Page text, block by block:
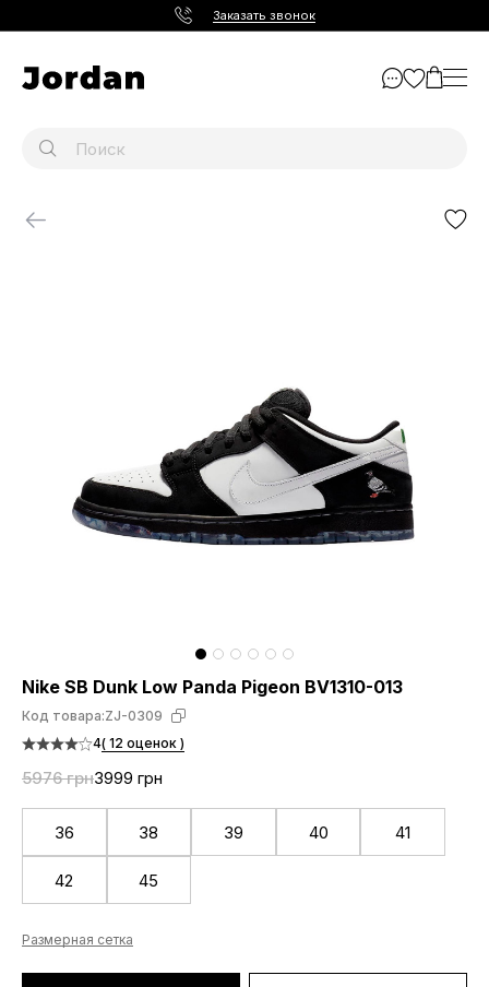
Заказать звонок
Nike SB Dunk Low Panda Pigeon BV1310-013
Код товара:ZJ-0309
4( 12 оценок )
5976 грн3999 грн
36 38 39 40 41
42 45
Размерная сетка